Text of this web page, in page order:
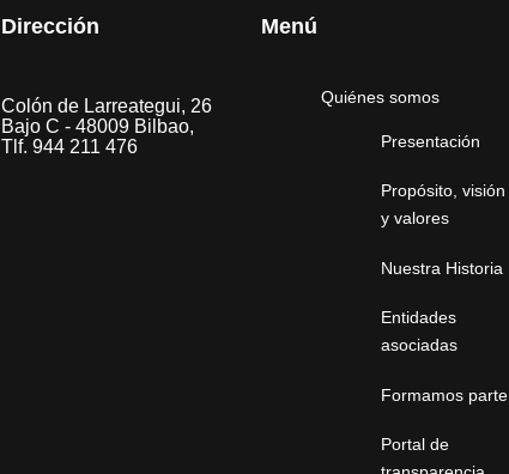
Dirección
Colón de Larreategui, 26
Bajo C - 48009 Bilbao,
Tlf. 944 211 476
Menú
Quiénes somos
Presentación
Propósito, visión
y valores
Nuestra Historia
Entidades
asociadas
Formamos parte
Portal de